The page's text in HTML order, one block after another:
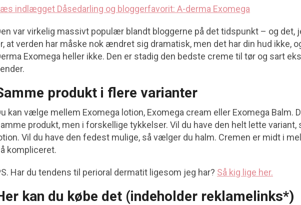
indlægget Dåsedarling og bloggerfavorit: A-derma Exomega
var virkelig massivt populær blandt bloggerne på det tidspunkt – og det,
at verden har måske nok ændret sig dramatisk, men det har din hud ikke,
Exomega heller ikke. Den er stadig den bedste creme til tør og sart
produkt i flere varianter
kan vælge mellem Exomega lotion, Exomega cream eller Exomega Balm.
produkt, men i forskellige tykkelser. Vil du have den helt lette variant,
Vil du have den fedest mulige, så vælger du halm. Cremen er midt i
kompliceret.
Har du tendens til perioral dermatit ligesom jeg har? Så kig lige her.
kan du købe det (indeholder reklamelinks*)